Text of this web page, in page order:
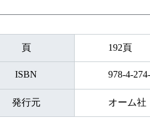
頁 192頁
ISBN 978-4-
発行元 オーム社